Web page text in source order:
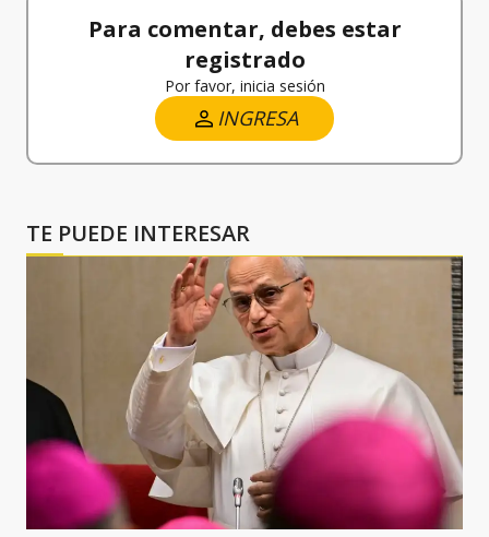
Para comentar, debes estar
registrado
Por favor, inicia sesión
INGRESA
TE PUEDE INTERESAR